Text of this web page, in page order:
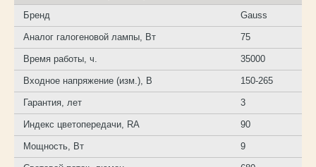
Бренд Gauss
Аналог галогеновой лампы, Вт 75
Время работы, ч. 35000
Входное напряжение (изм.), B 150-265
Гарантия, лет 3
Индекс цветопередачи, RA 90
Мощность, Вт 9